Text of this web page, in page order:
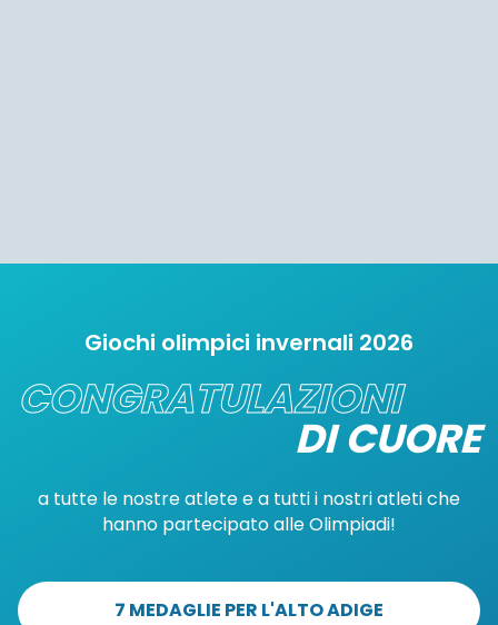
Giochi olimpici invernali 2026
CONGRATULAZIONI
DI CUORE
a tutte le nostre atlete e a tutti i nostri atleti che
hanno partecipato alle Olimpiadi!
7 MEDAGLIE PER L'ALTO ADIGE